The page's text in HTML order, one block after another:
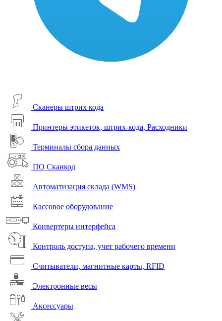
Сканеры штрих кода
Принтеры этикеток, штрих-кода, Расходники
Терминалы сбора данных
ПО Сканкод
Автоматизация склада (WMS)
Кассовое оборудование
Конвертеры интерфейса
Контроль доступа, учет рабочего времени
Считыватели, магнитные карты, RFID
Электронные весы
Аксессуары